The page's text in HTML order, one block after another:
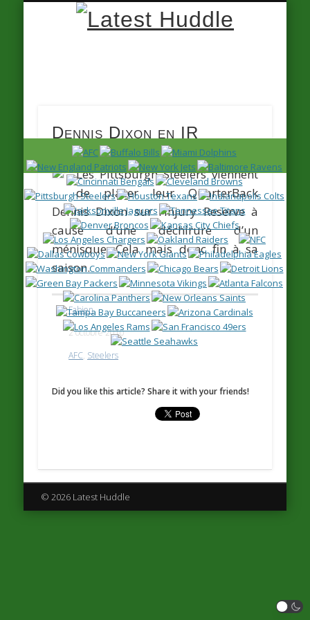
Dennis Dixon en IR
Les Pittsburgh Steelers viennent
de placer leur QuarterBack
Dennis Dixonsur l’Injury Reserve à
cause d’une déchirure d’un
ménisque. Cela mais donc fin à sa
saison.
Fabien
2 octobre 2010
AFC, Steelers
Did you like this article? Share it with your friends!
© 2026 Latest Huddle